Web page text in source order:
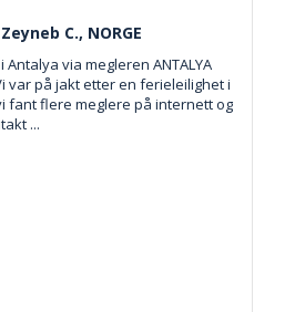
C., NORGE
Antalya via megleren ANTALYA
var på jakt etter en ferieleilighet i
fant flere meglere på internett og
...